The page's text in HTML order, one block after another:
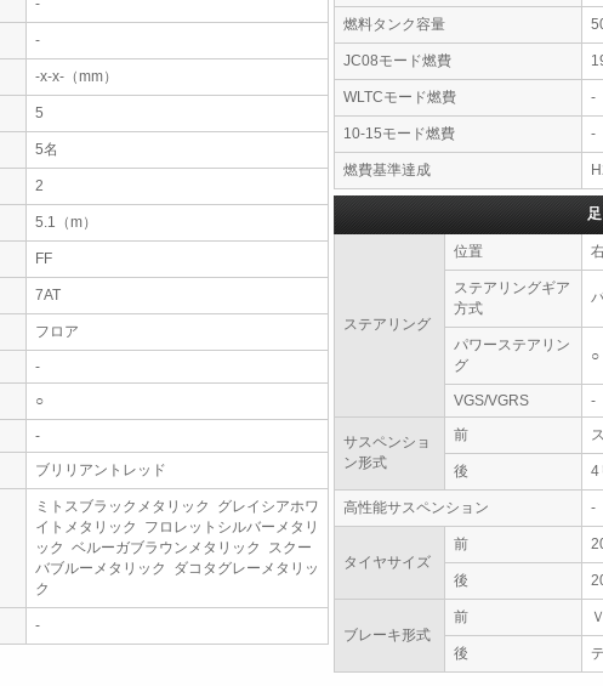
-
-
-x-x-（mm）
5
5名
2
5.1（m）
FF
7AT
フロア
-
○
-
ブリリアントレッド
ミトスブラックメタリック グレイシアホワ
イトメタリック フロレットシルバーメタリ
ック ベルーガブラウンメタリック スクー
バブルーメタリック ダコタグレーメタリッ
ク
-
燃料タンク容量
JC08モード燃費
WLTCモード燃費 -
10-15モード燃費 -
燃費基準達成
ステアリング
位置
ステアリングギア
方式
パワーステアリン
グ
○
VGS/VGRS -
サスペンショ
ン形式
前
後 4
高性能サスペンション -
タイヤサイズ
前
後
ブレーキ形式
前
後